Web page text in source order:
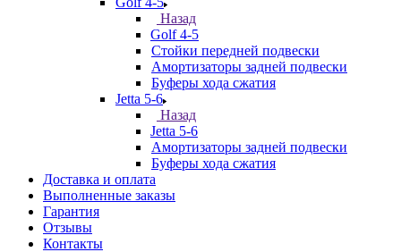
Назад
Golf 4-5
Стойки передней подвески
Амортизаторы задней подвески
Буферы хода сжатия
Jetta 5-6
Назад
Jetta 5-6
Амортизаторы задней подвески
Буферы хода сжатия
Доставка и оплата
Выполненные заказы
Гарантия
Отзывы
Контакты